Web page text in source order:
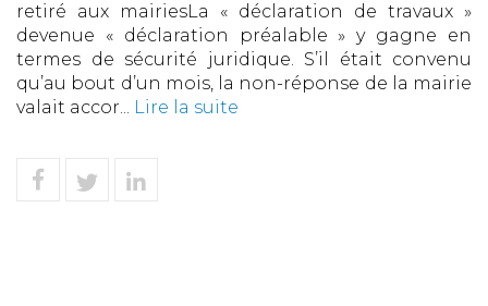
retiré aux mairiesLa « déclaration de travaux »
devenue « déclaration préalable » y gagne en
termes de sécurité juridique. S’il était convenu
qu’au bout d’un mois, la non-réponse de la mairie
valait accor... Lire la suite